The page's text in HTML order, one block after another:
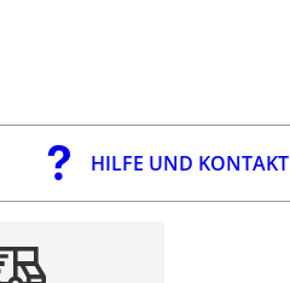
HILFE UND KONTAKT